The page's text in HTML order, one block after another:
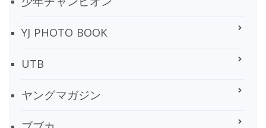
YJ PHOTO BOOK
UTB
ヤングマガジン